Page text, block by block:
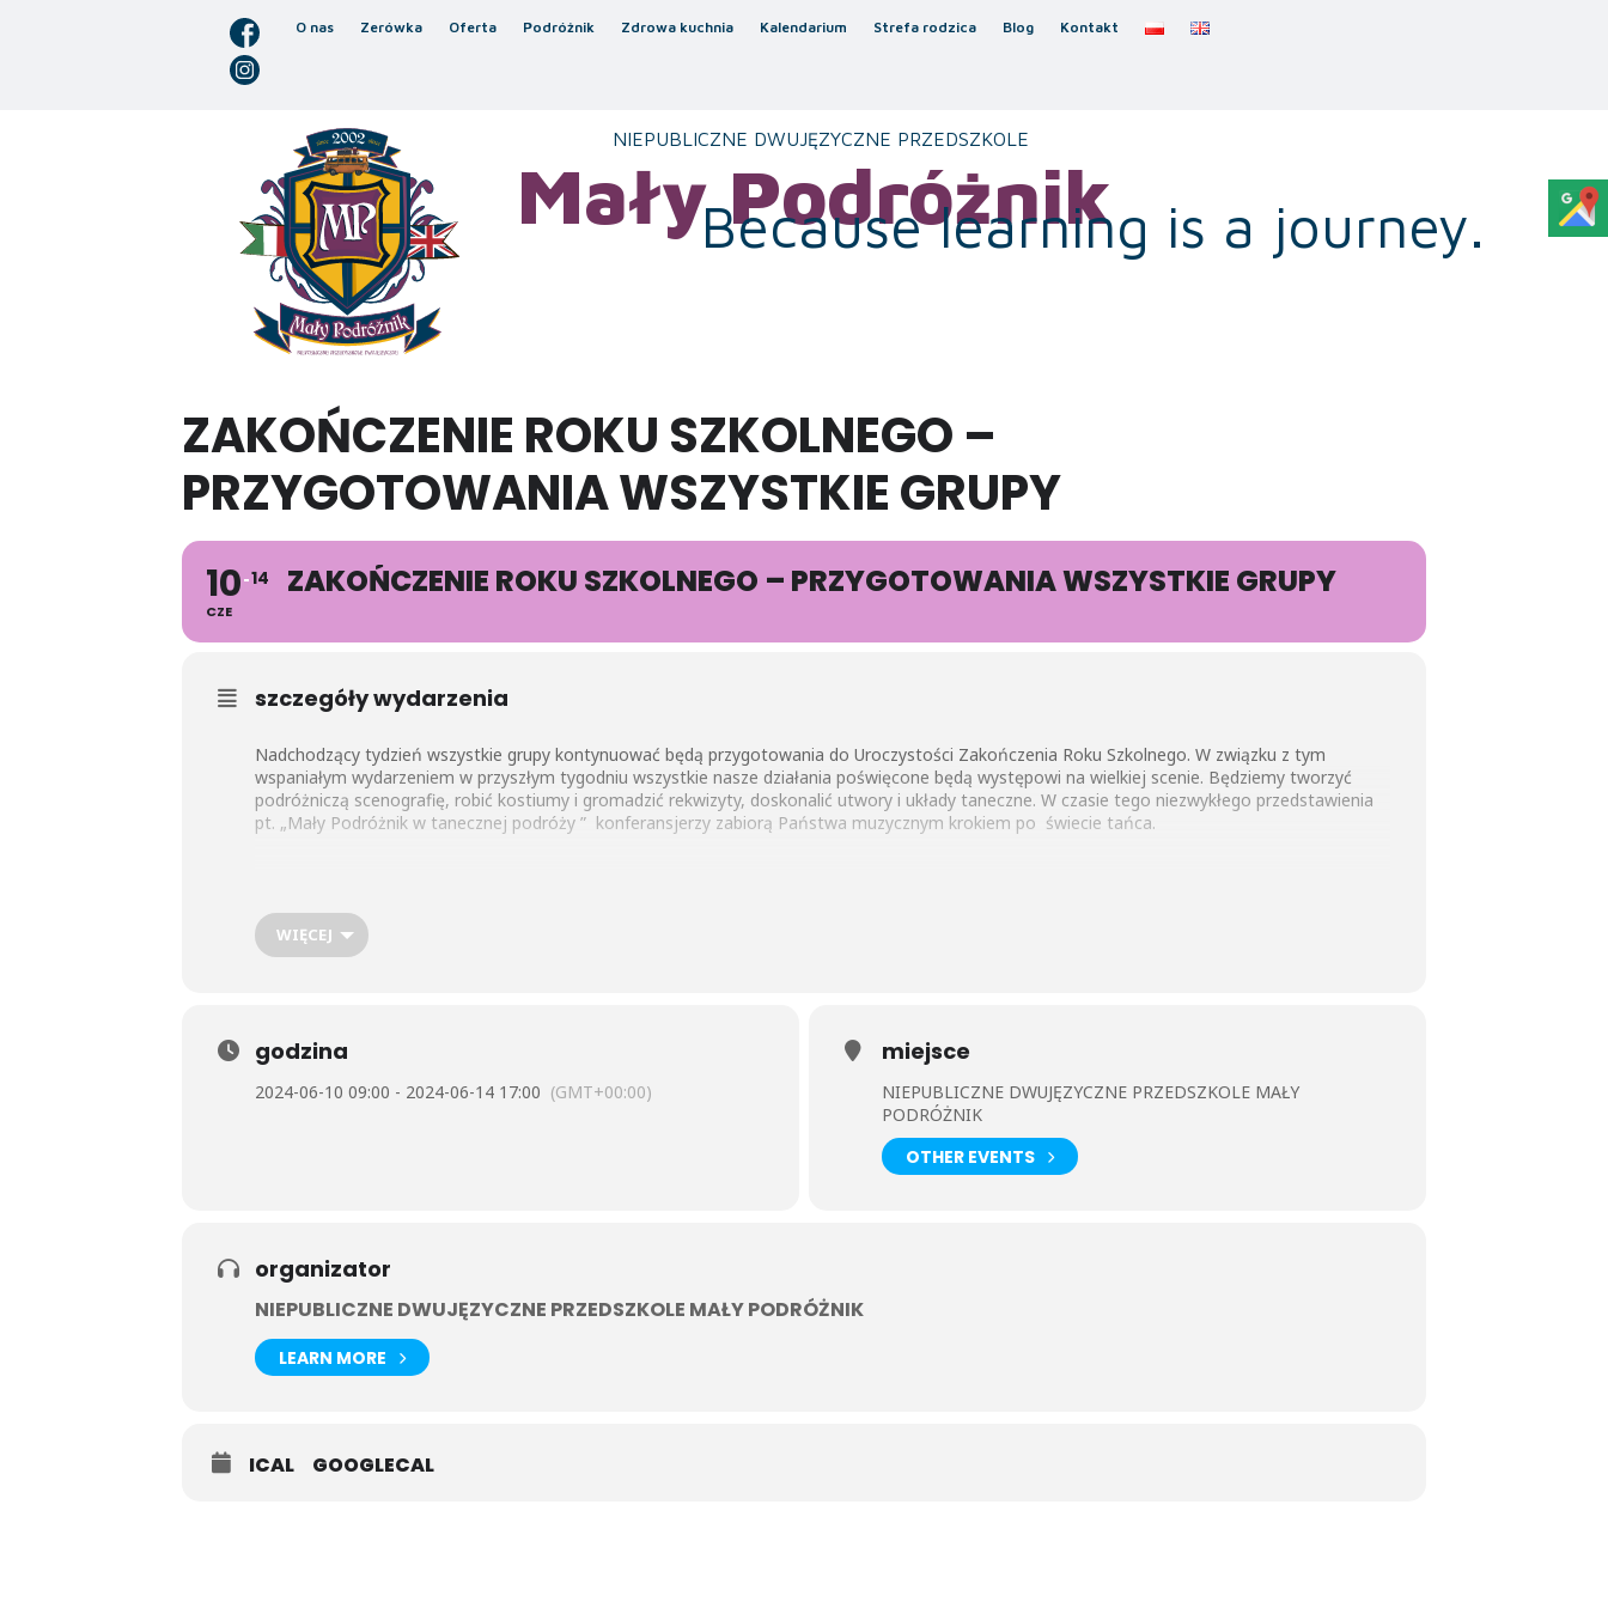
O nas Zerówka Oferta Podróżnik Zdrowa kuchnia Kalendarium Strefa rodzica Blog Kontakt
NIEPUBLICZNE DWUJĘZYCZNE PRZEDSZKOLE
Mały Podróżnik
Because learning is a journey.
ZAKOŃCZENIE ROKU SZKOLNEGO –
PRZYGOTOWANIA WSZYSTKIE GRUPY
10
CZE
14 ZAKOŃCZENIE ROKU SZKOLNEGO – PRZYGOTOWANIA WSZYSTKIE GRUPY
szczegóły wydarzenia
Nadchodzący tydzień wszystkie grupy kontynuować będą przygotowania do Uroczystości Zakończenia Roku Szkolnego. W związku z tym
wspaniałym wydarzeniem w przyszłym tygodniu wszystkie nasze działania poświęcone będą występowi na wielkiej scenie. Będziemy tworzyć
podróżniczą scenografię, robić kostiumy i gromadzić rekwizyty, doskonalić utwory i układy taneczne. W czasie tego niezwykłego przedstawienia
pt. „Mały Podróżnik w tanecznej podróży ” konferansjerzy zabiorą Państwa muzycznym krokiem po świecie tańca.
WIĘCEJ
godzina
2024-06-10 09:00 - 2024-06-14 17:00 (GMT+00:00)
miejsce
NIEPUBLICZNE DWUJĘZYCZNE PRZEDSZKOLE MAŁY
PODRÓŻNIK
OTHER EVENTS
organizator
NIEPUBLICZNE DWUJĘZYCZNE PRZEDSZKOLE MAŁY PODRÓŻNIK
LEARN MORE
ICAL GOOGLECAL